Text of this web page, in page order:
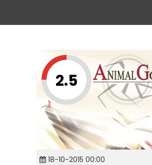
2.5
18-10-2015 00:00